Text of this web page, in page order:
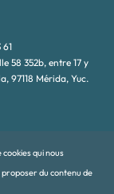
qui nous
du contenu de
61
58 352b, entre 17 y
97118 Mérida, Yuc.